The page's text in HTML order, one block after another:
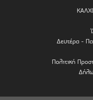
Δευτέρα -
Πολιτική